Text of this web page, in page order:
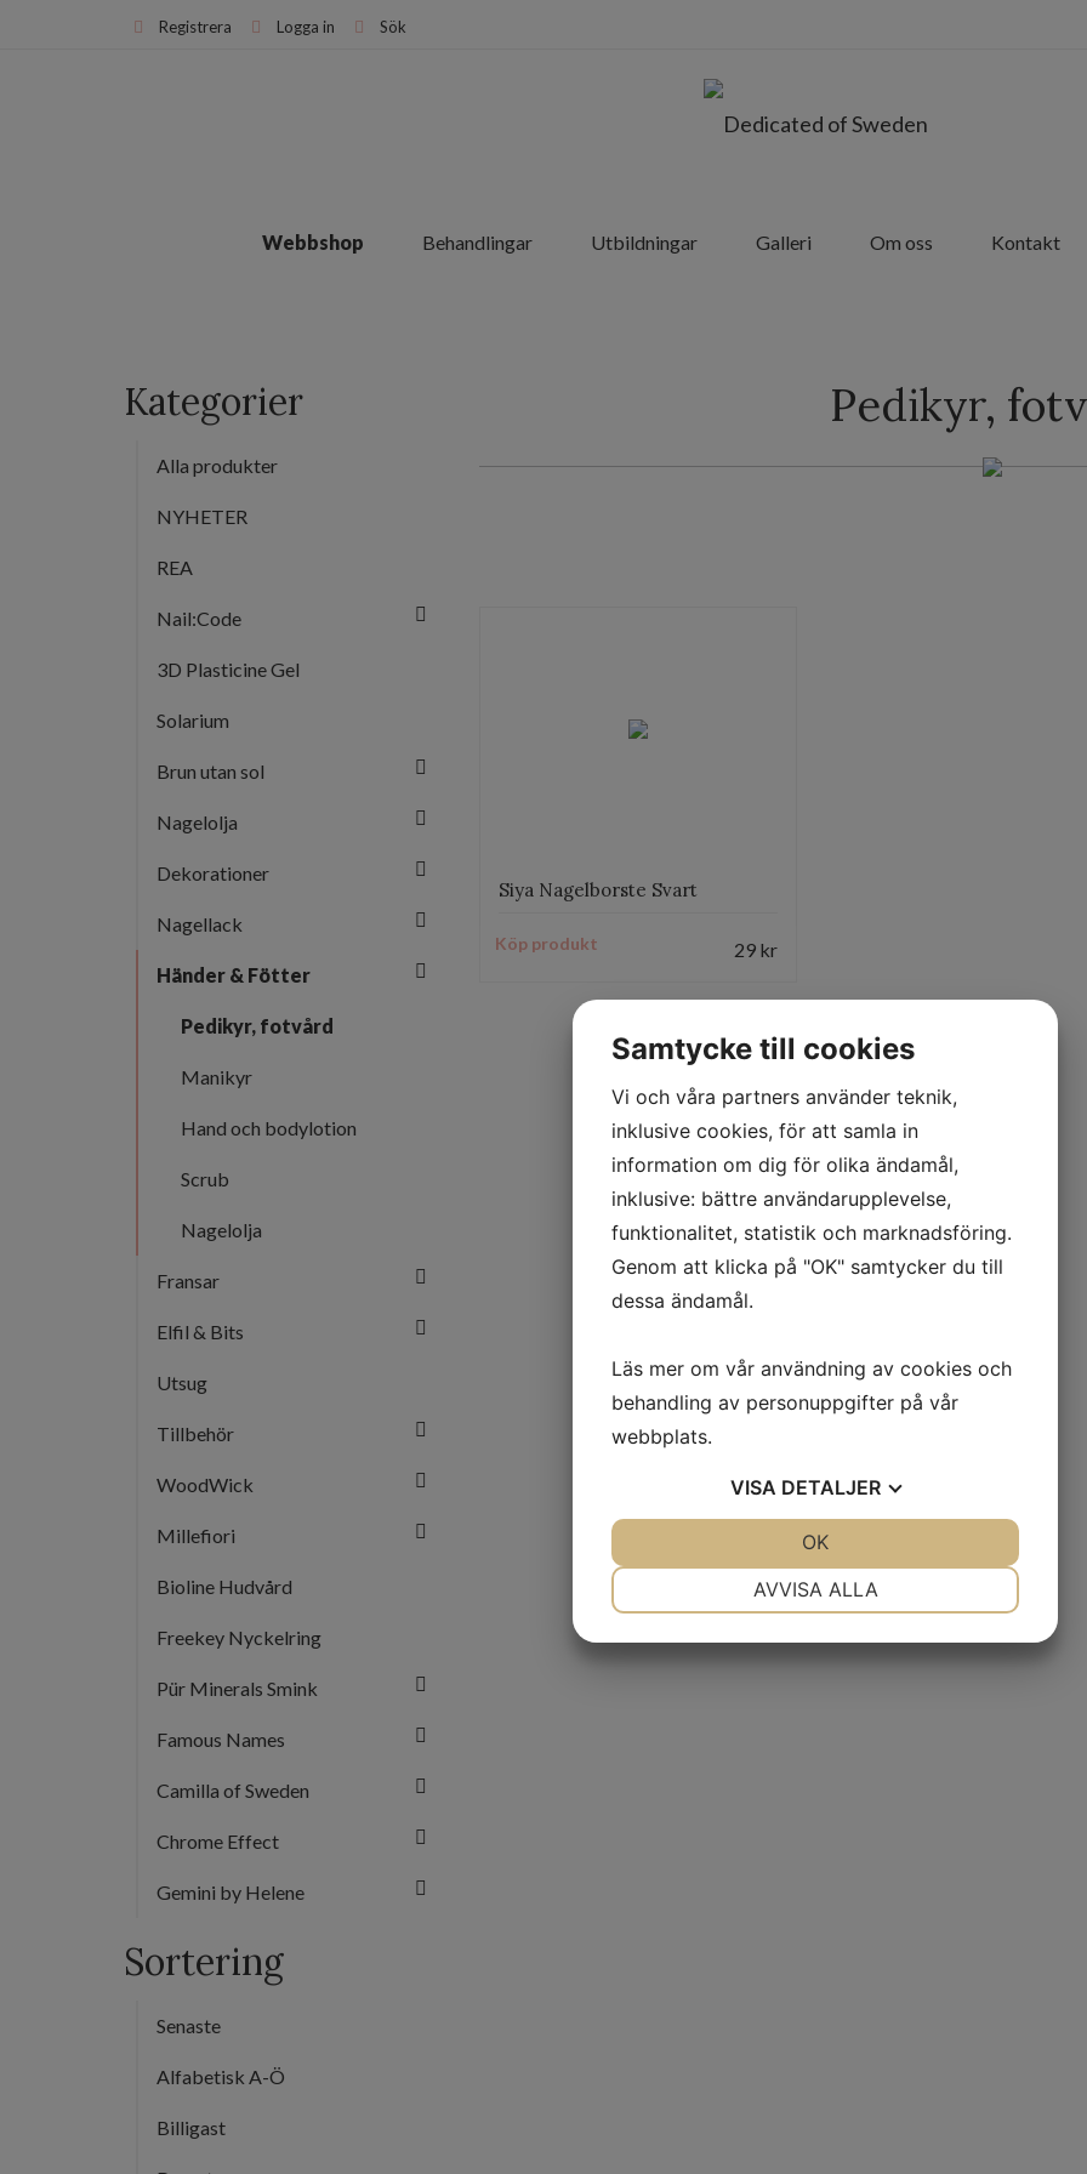
Registrera Logga in Sök
Webbshop Behandlingar Utbildningar Galleri Om oss Kontakt
Kategorier
Alla produkter
NYHETER
REA
Nail:Code
3D Plasticine Gel
Solarium
Brun utan sol
Nagelolja
Dekorationer
Nagellack
Händer & Fötter
Pedikyr, fotvård
Manikyr
Hand och bodylotion
Scrub
Nagelolja
Fransar
Elfil & Bits
Utsug
Tillbehör
WoodWick
Millefiori
Bioline Hudvård
Freekey Nyckelring
Pür Minerals Smink
Famous Names
Camilla of Sweden
Chrome Effect
Gemini by Helene
Sortering
Senaste
Alfabetisk A-Ö
Billigast
Pedikyr,
Siya Nagelborste Svart
Köp produkt 29kr
Samtycke till cookies
Vi och våra partners använder teknik,
inklusive cookies, för att samla in
information om dig för olika ändamål,
inklusive: bättre användarupplevelse,
funktionalitet, statistik och marknadsföring.
Genom att klicka på "OK" samtycker du till
dessa ändamål.
Läs mer om vår användning av cookies och
behandling av personuppgifter på vår
webbplats.
VISA DETALJER
AVVISA ALLA
OK